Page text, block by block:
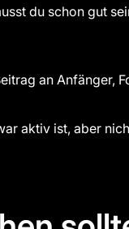
du schon gut
an Anfänger,
aktiv ist, aber